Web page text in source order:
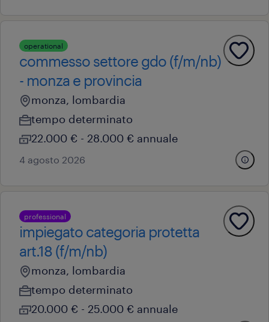
operational
commesso settore gdo (f/m/nb)
- monza e provincia
monza, lombardia
tempo determinato
22.000 € - 28.000 € annuale
4 agosto 2026
professional
impiegato categoria protetta
art.18 (f/m/nb)
monza, lombardia
tempo determinato
20.000 € - 25.000 € annuale